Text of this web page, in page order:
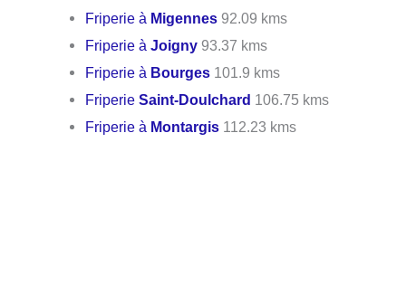
Friperie à Migennes 92.09 kms
Friperie àJoigny 93.37 kms
Friperie à Bourges 101.9 kms
FriperieSaint-Doulchard 106.75 kms
Friperie à Montargis 112.23 kms